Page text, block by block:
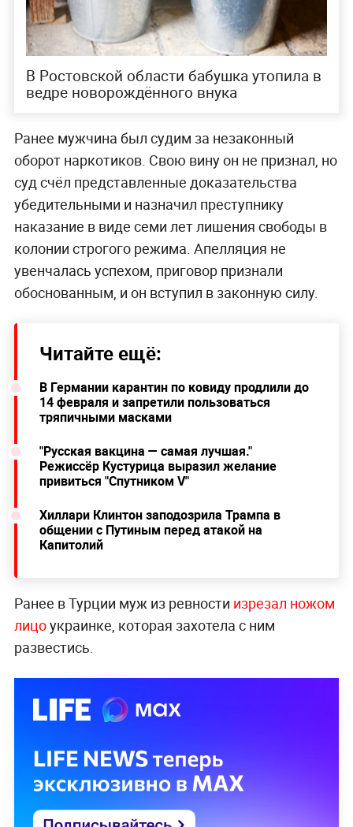
В Ростовской области бабушка утопила в
ведре новорождённого внука
Ранее мужчина был судим за незаконный
оборот наркотиков. Свою вину он не признал, но
суд счёл представленные доказательства
убедительными и назначил преступнику
наказание в виде семи лет лишения свободы в
колонии строгого режима. Апелляция не
увенчалась успехом, приговор признали
обоснованным, и он вступил в законную силу.
Читайте ещё:
В Германии карантин по ковиду продлили до
14 февраля и запретили пользоваться
тряпичными масками
"Русская вакцина — самая лучшая."
Режиссёр Кустурица выразил желание
привиться "Спутником V"
Хиллари Клинтон заподозрила Трампа в
общении с Путиным перед атакой на
Капитолий
Ранее в Турции муж из ревности изрезал ножом
лицоукраинке, которая захотела с ним
развестись.